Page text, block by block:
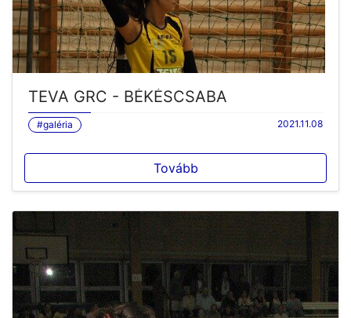
TEVA GRC - BÉKÉSCSABA
#galéria 2021.11.08
Tovább